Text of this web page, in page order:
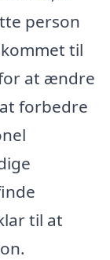
person
til
at ændre
forbedre
til at